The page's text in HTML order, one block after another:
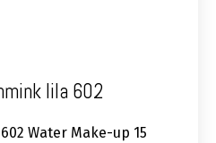
lila 602
Water Make-up 15